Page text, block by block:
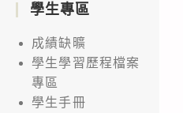
學生專區
成績缺曠
學生學習歷程檔案
專區
學生手冊